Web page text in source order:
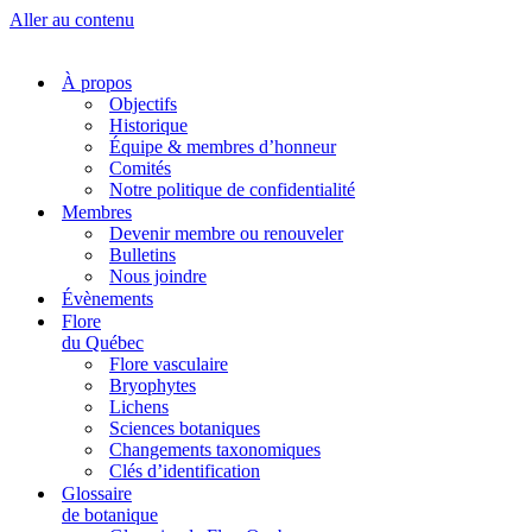
Aller au contenu
À propos
Objectifs
Historique
Équipe & membres d’honneur
Comités
Notre politique de confidentialité
Membres
Devenir membre ou renouveler
Bulletins
Nous joindre
Évènements
Flore
du Québec
Flore vasculaire
Bryophytes
Lichens
Sciences botaniques
Changements taxonomiques
Clés d’identification
Glossaire
de botanique